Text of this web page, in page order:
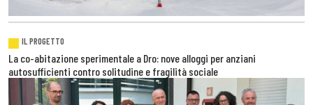
IL PROGETTO
La co-abitazione sperimentale a Dro: nove alloggi per anziani
autosufficienti contro solitudine e fragilità sociale